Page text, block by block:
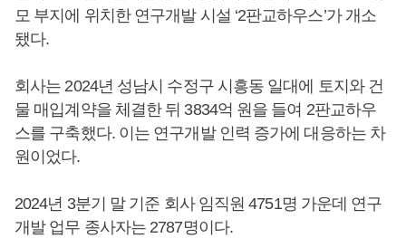
모 부지에 위치한 연구개발 시설 ‘2판교하우스’가 개소
됐다.
회사는 2024년 성남시 수정구 시흥동 일대에 토지와 건
물 매입계약을 체결한 뒤 3834억 원을 들여 2판교하우
스를 구축했다. 이는 연구개발 인력 증가에 대응하는 차
원이었다.
2024년 3분기 말 기준 회사 임직원 4751명 가운데 연구
개발 업무 종사자는 2787명이다.